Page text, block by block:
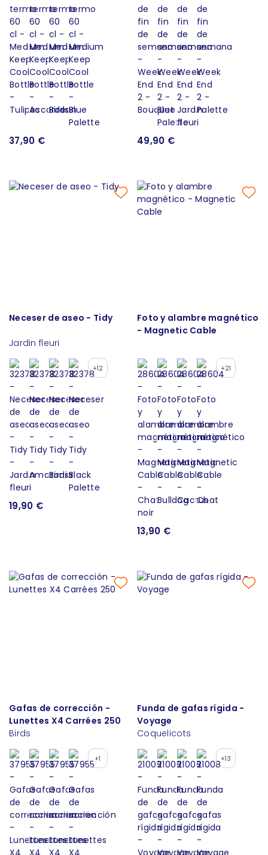
37,90 € 49,90 €
Neceser de aseo - Tidy
Jardin fleuri
+12
19,90 €
Foto y alambre magnético
- Magnetic Cable
+21
13,90 €
Gafas de corrección -
Lunettes X4 Carrées 250
Birds
+1
Funda de gafas rígida -
Voyage
Coquelicots
+13